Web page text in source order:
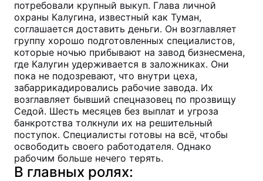
потребовали крупный выкуп. Глава личной
охраны Калугина, известный как Туман,
соглашается доставить деньги. Он возглавляет
группу хорошо подготовленных специалистов,
которые ночью прибывают на завод бизнесмена,
где Калугин удерживается в заложниках. Они
пока не подозревают, что внутри цеха,
забаррикадировались рабочие завода. Их
возглавляет бывший спецназовец по прозвищу
Седой. Шесть месяцев без выплат и угроза
банкротства толкнули их на решительный
поступок. Специалисты готовы на всё, чтобы
освободить своего работодателя. Однако
рабочим больше нечего терять.
В главных ролях: